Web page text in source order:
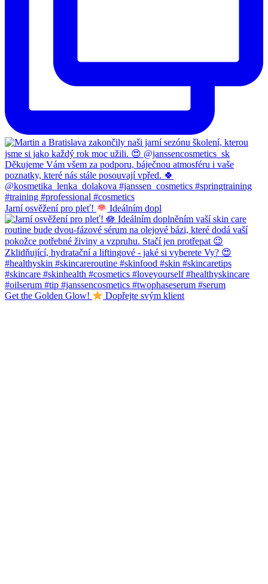
Jarní osvěžení pro pleť! Ideálním dopl
Get the Golden Glow! Dopřejte svým klient